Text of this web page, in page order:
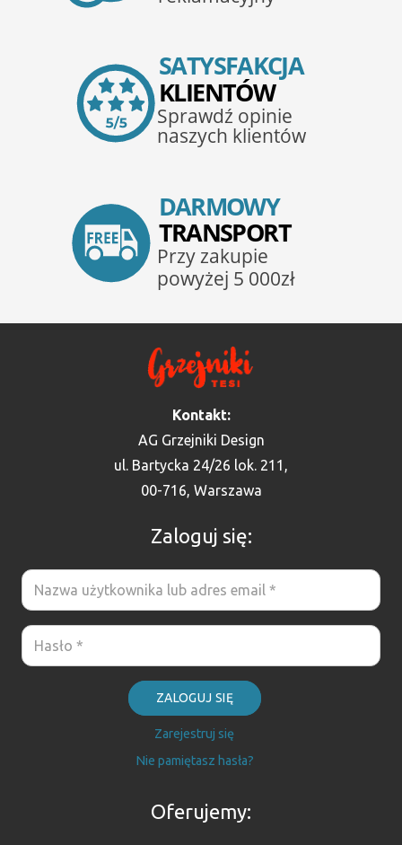
Kontakt:
AG Grzejniki Design
ul. Bartycka 24/26 lok. 211,
00-716, Warszawa
Zaloguj się:
ZALOGUJ SIĘ
Zarejestruj się
Nie pamiętasz hasła?
Oferujemy: